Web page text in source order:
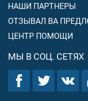
НАШИ ПАРТНЕРЫ
ОТЗЫВАЛ ВА
ЦЕНТР ПОМОЩИ
МЫ В СОЦ. СЕТЯХ